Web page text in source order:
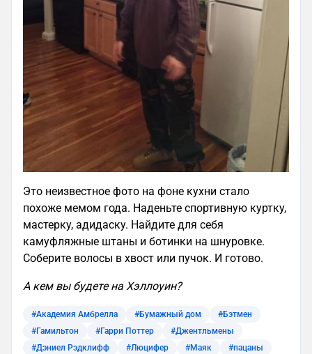
Это неизвестное фото на фоне кухни стало
похоже мемом года. Наденьте спортивную куртку,
мастерку, адидаску. Найдите для себя
камуфляжные штаны и ботинки на шнуровке.
Соберите волосы в хвост или пучок. И готово.
А кем вы будете на Хэллоуин?
#Академия Амбрелла #Бумажный дом
#Бэтмен
#Гамильтон
#Гарри Поттер
#Джентльмены
#Дэниел Рэдклифф
#Люцифер #Маяк
#пацаны